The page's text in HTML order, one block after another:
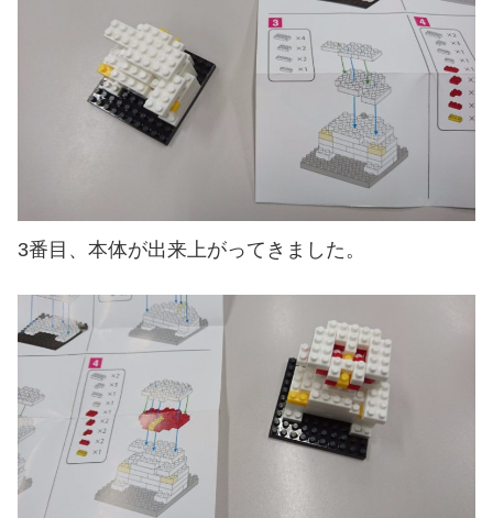
3番目、本体が出来上がってきました。